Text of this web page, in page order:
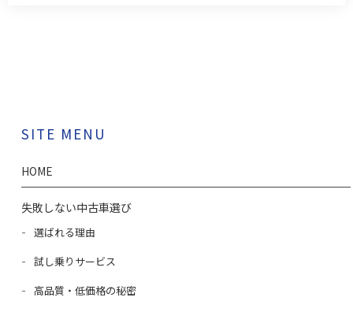
SITE MENU
HOME
失敗しない中古車選び
選ばれる理由
試し乗りサービス
高品質・低価格の秘密